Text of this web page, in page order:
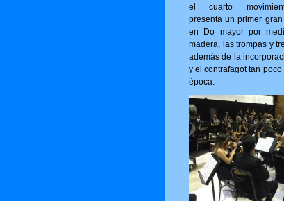
el cuarto
presenta un primer gran
en Do mayor por
madera, las trompas y
además de la
y el contrafagot tan
época.